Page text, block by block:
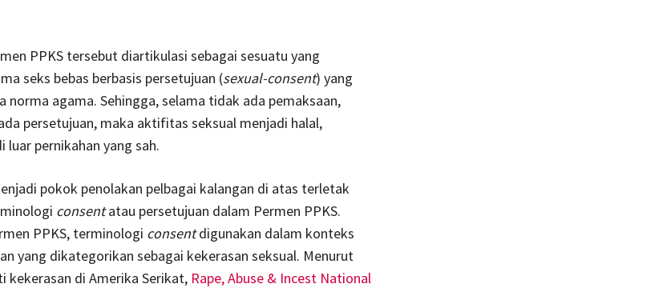
PPKS tersebut diartikulasi sebagai sesuatu yang
seks bebas berbasis persetujuan (sexual-consent) yang
norma agama. Sehingga, selama tidak ada pemaksaan,
persetujuan, maka aktifitas seksual menjadi halal,
luar pernikahan yang sah.
pokok penolakan pelbagai kalangan di atas terletak
consentatau persetujuan dalam Permen PPKS.
PPKS, terminologi consentdigunakan dalam konteks
yang dikategorikan sebagai kekerasan seksual. Menurut
kekerasan di Amerika Serikat, Rape, Abuse & Incest National